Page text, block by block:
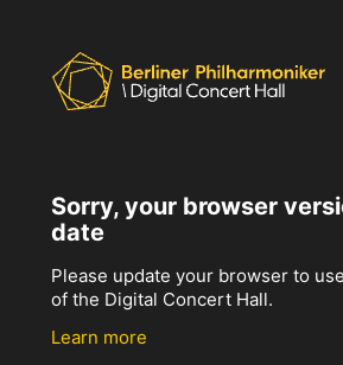
Sorry, your browser
date
Please update your browser to
of the Digital Concert Hall.
Learn more